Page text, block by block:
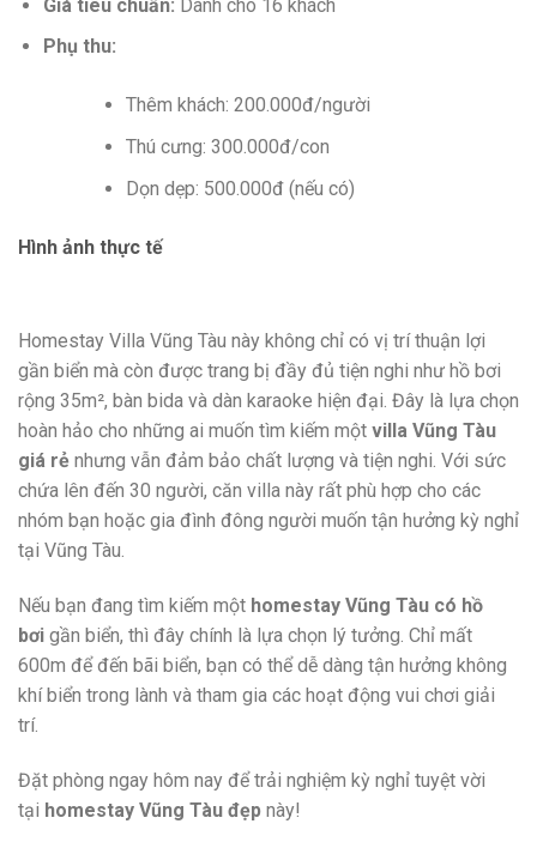
Giá tiêu chuẩn: Dành cho 16 khách
Phụ thu:
Thêm khách: 200.000đ/người
Thú cưng: 300.000đ/con
Dọn dẹp: 500.000đ (nếu có)
Hình ảnh thực tế
Homestay Villa Vũng Tàu này không chỉ có vị trí thuận lợi
gần biển mà còn được trang bị đầy đủ tiện nghi như hồ bơi
rộng 35m², bàn bida và dàn karaoke hiện đại. Đây là lựa chọn
hoàn hảo cho những ai muốn tìm kiếm một villa Vũng Tàu
giá rẻ nhưng vẫn đảm bảo chất lượng và tiện nghi. Với sức
chứa lên đến 30 người, căn villa này rất phù hợp cho các
nhóm bạn hoặc gia đình đông người muốn tận hưởng kỳ nghỉ
tại Vũng Tàu.
Nếu bạn đang tìm kiếm một homestay Vũng Tàu có hồ
bơi gần biển, thì đây chính là lựa chọn lý tưởng. Chỉ mất
600m để đến bãi biển, bạn có thể dễ dàng tận hưởng không
khí biển trong lành và tham gia các hoạt động vui chơi giải
trí.
Đặt phòng ngay hôm nay để trải nghiệm kỳ nghỉ tuyệt vời
tại homestay Vũng Tàu đẹp này!